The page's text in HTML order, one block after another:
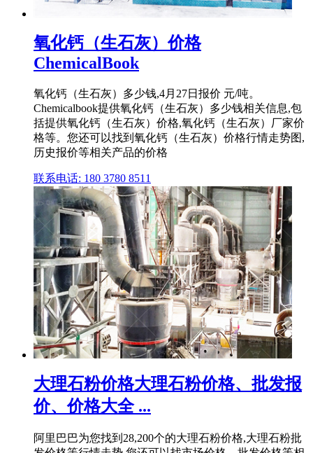
氧化钙（生石灰）价格
ChemicalBook
氧化钙（生石灰）多少钱,4月27日报价 元/吨。
Chemicalbook提供氧化钙（生石灰）多少钱相关信息,包
括提供氧化钙（生石灰）价格,氧化钙（生石灰）厂家价
格等。您还可以找到氧化钙（生石灰）价格行情走势图,
历史报价等相关产品的价格
联系电话: 180 3780 8511
大理石粉价格大理石粉价格、批发报
价、价格大全 ...
阿里巴巴为您找到28,200个的大理石粉价格,大理石粉批